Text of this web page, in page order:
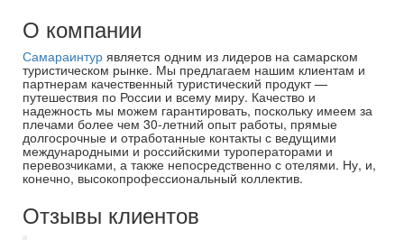
О компании
Самараинтур является одним из лидеров на самарском
туристическом рынке. Мы предлагаем нашим клиентам и
партнерам качественный туристический продукт —
путешествия по России и всему миру. Качество и
надежность мы можем гарантировать, поскольку имеем за
плечами более чем 30-летний опыт работы, прямые
долгосрочные и отработанные контакты с ведущими
международными и российскими туроператорами и
перевозчиками, а также непосредственно с отелями. Ну, и,
конечно, высокопрофессиональный коллектив.
Отзывы клиентов